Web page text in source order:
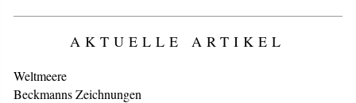
AKTUELLE ARTIKEL
Weltmeere
Beckmanns Zeichnungen